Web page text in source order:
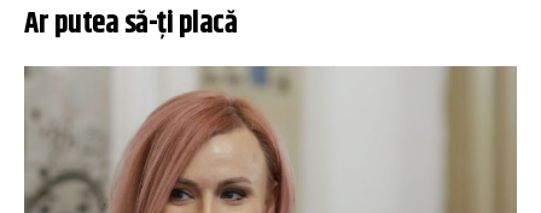
Ar putea să-ți placă